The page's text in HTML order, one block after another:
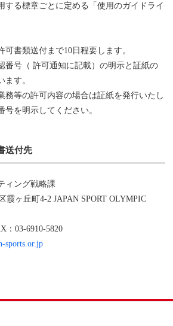
する標章ごとに定める「使用のガイドライ
可書類送付まで10日程要します。
番号（ 許可通知に記載）の明示と証紙の
ます。
務等の許可内容の場合は証紙を発行いたし
号を明示してください。
送付先
ィング戦略課
霞ヶ丘町4‐2 JAPAN SPORT OLYMPIC
：03-6910-5820
sports.or.jp